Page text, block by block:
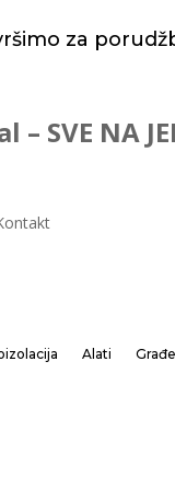
za
NA
Alati